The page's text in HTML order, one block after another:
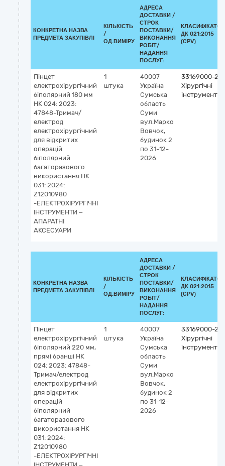
КОНКРЕТНА НАЗВА
ПРЕДМЕТА ЗАКУПІВЛІ
КІЛЬКІСТЬ
/
ОД.ВИМІРУ
АДРЕСА
ДОСТАВКИ /
СТРОК
ПОСТАВКИ/
ВИКОНАННЯ
РОБІТ/
НАДАННЯ
ПОСЛУГ:
КЛАСИФІКАТОР
ДК 021:2015
(CPV)
Пінцет
електрохірургічний
біполярний 180 мм
НК 024: 2023:
47848-Тримач/
електрод
електрохірургічний
для відкритих
операцій
біполярний
багаторазового
використання НК
031: 2024:
Z12010980
-ЕЛЕКТРОХІРУРГІЧНІ
ІНСТРУМЕНТИ –
АПАРАТНІ
АКСЕСУАРИ
1
штука
40007
Україна
Сумська
область
Суми
вул.Марко
Вовчок,
будинок 2
по 31-12-
2026
33169000-2
Хірургічні
інструменти
КОНКРЕТНА НАЗВА
ПРЕДМЕТА ЗАКУПІВЛІ
КІЛЬКІСТЬ
/
ОД.ВИМІРУ
АДРЕСА
ДОСТАВКИ /
СТРОК
ПОСТАВКИ/
ВИКОНАННЯ
РОБІТ/
НАДАННЯ
ПОСЛУГ:
КЛАСИФІКАТОР
ДК 021:2015
(CPV)
Пінцет
електрохірургічний
біполярний 220 мм,
прямі бранші НК
024: 2023: 47848-
Тримач/електрод
електрохірургічний
для відкритих
операцій
біполярний
багаторазового
використання НК
031: 2024:
Z12010980
-ЕЛЕКТРОХІРУРГІЧНІ
1
штука
40007
Україна
Сумська
область
Суми
вул.Марко
Вовчок,
будинок 2
по 31-12-
2026
33169000-2
Хірургічні
інструменти